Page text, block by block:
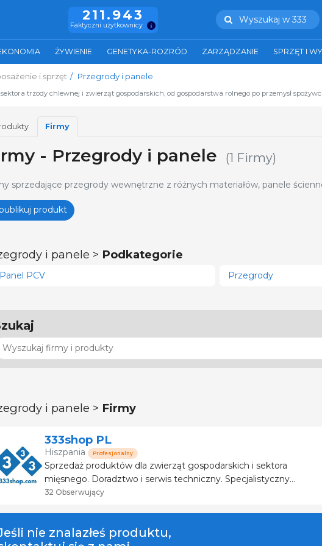
211.943
Faktyczni użytkownicy
Wyszukaj w 333
ŻYWIENIE GENETYKA-ROZRÓD ZARZĄDZANIE SPRZĘT I
i sprzęt Przegrody i panele
trzody chlewnej i zwierząt gospodarskich, od gospodarstwa rolnego po przemysł
Firmy
- Przegrody i panele (1 Firmy)
sprzedające przegrody wewnętrzne z różnych materiałów, panele
produkt
i panele > Podkategorie
Panel PCV Przegrody
i panele > Firmy
333shop PL
Hiszpania Profesjonalny
Sprzedaż produktów dla zwierząt gospodarskich i sektora
mięsnego. Doradztwo i serwis techniczny. Specjalistyczny
sklep z produktami dla trzody. Ponad 120 marek i
32 Obserwujący
nie znalazłeś produktu,